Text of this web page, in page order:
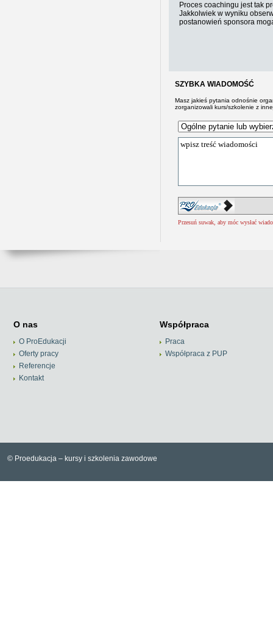
Proces coachingu jest tak
Jakkolwiek w wyniku
postanowień sponsora
SZYBKA WIADOMOŚĆ
Masz jakieś pytania odnośnie
zorganizowali kurs/szkolenie z
Przesuń suwak, aby móc wysłać
O nas
O ProEdukacji
Oferty pracy
Referencje
Kontakt
Współpraca
Praca
Współpraca z PUP
© Proedukacja – kursy i szkolenia zawodowe